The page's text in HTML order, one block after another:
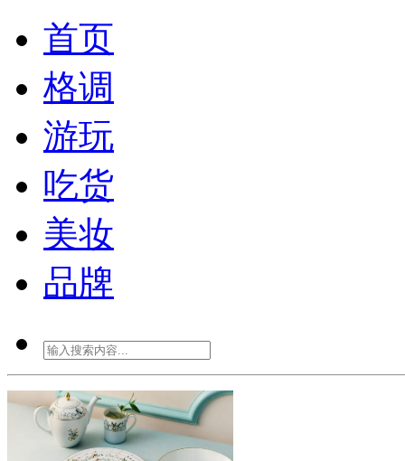
首页
格调
游玩
吃货
美妆
品牌